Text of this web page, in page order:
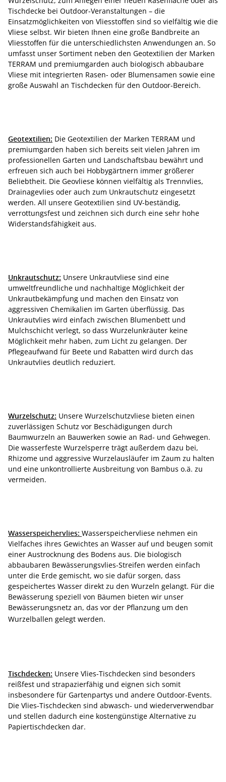
Tischdecke bei Outdoor-Veranstaltungen – die
Einsatzmöglichkeiten von Vliesstoffen sind so vielfältig wie die
Vliese selbst. Wir bieten Ihnen eine große Bandbreite an
Vliesstoffen für die unterschiedlichsten Anwendungen an. So
umfasst unser Sortiment neben den Geotextilien der Marken
TERRAM und premiumgarden auch biologisch abbaubare
Vliese mit integrierten Rasen- oder Blumensamen sowie eine
große Auswahl an Tischdecken für den Outdoor-Bereich.
Geotextilien: Die Geotextilien der Marken TERRAM und
premiumgarden haben sich bereits seit vielen Jahren im
professionellen Garten und Landschaftsbau bewährt und
erfreuen sich auch bei Hobbygärtnern immer größerer
Beliebtheit. Die Geovliese können vielfältig als Trennvlies,
Drainagevlies oder auch zum Unkrautschutz eingesetzt
werden. All unsere Geotextilien sind UV-beständig,
verrottungsfest und zeichnen sich durch eine sehr hohe
Widerstandsfähigkeit aus.
Unkrautschutz: Unsere Unkrautvliese sind eine
umweltfreundliche und nachhaltige Möglichkeit der
Unkrautbekämpfung und machen den Einsatz von
aggressiven Chemikalien im Garten überflüssig. Das
Unkrautvlies wird einfach zwischen Blumenbett und
Mulchschicht verlegt, so dass Wurzelunkräuter keine
Möglichkeit mehr haben, zum Licht zu gelangen. Der
Pflegeaufwand für Beete und Rabatten wird durch das
Unkrautvlies deutlich reduziert.
Wurzelschutz: Unsere Wurzelschutzvliese bieten einen
zuverlässigen Schutz vor Beschädigungen durch
Baumwurzeln an Bauwerken sowie an Rad- und Gehwegen.
Die wasserfeste Wurzelsperre trägt außerdem dazu bei,
Rhizome und aggressive Wurzelausläufer im Zaum zu halten
und eine unkontrollierte Ausbreitung von Bambus o.ä. zu
vermeiden.
Wasserspeichervlies: Wasserspeichervliese nehmen ein
Vielfaches ihres Gewichtes an Wasser auf und beugen somit
einer Austrocknung des Bodens aus. Die biologisch
abbaubaren Bewässerungsvlies-Streifen werden einfach
unter die Erde gemischt, wo sie dafür sorgen, dass
gespeichertes Wasser direkt zu den Wurzeln gelangt. Für die
Bewässerung speziell von Bäumen bieten wir unser
Bewässerungsnetz an, das vor der Pflanzung um den
Wurzelballen gelegt werden.
Tischdecken: Unsere Vlies-Tischdecken sind besonders
reißfest und strapazierfähig und eignen sich somit
insbesondere für Gartenpartys und andere Outdoor-Events.
Die Vlies-Tischdecken sind abwasch- und wiederverwendbar
und stellen dadurch eine kostengünstige Alternative zu
Papiertischdecken dar.